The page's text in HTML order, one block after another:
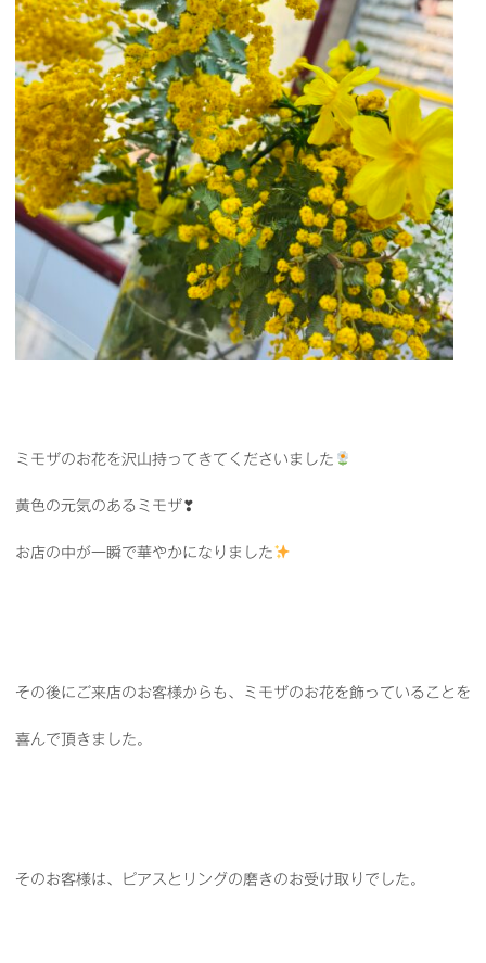
ミモザのお花を沢山持ってきてくださいました
黄色の元気のあるミモザ❣
お店の中が一瞬で華やかになりました
その後にご来店のお客様からも、ミモザのお花を飾っていることを
喜んで頂きました。
そのお客様は、ピアスとリングの磨きのお受け取りでした。